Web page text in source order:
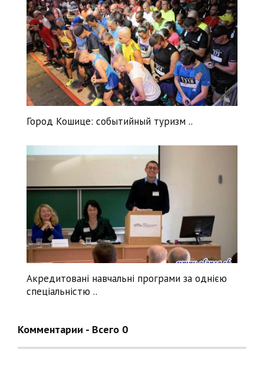
Нравится
Город Кошице: cобытийный туризм ..
Нравится
Акредитовані навчальні програми за однією
спеціальністю ..
Комментарии - Всего 0